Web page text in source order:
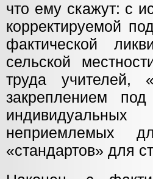
что ему скажут: с
корректируемой
фактической
сельской
труда учителей,
закреплением
неприемлемых
«стандартов» для